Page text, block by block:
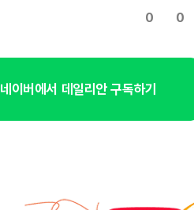
0 0
네이버에서 데일리안 구독하기